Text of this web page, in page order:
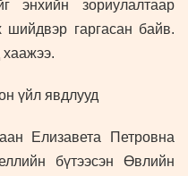
энхийн зориулалтаар
гаргасан байв.
үйл явдлууд
Елизавета Петровна
бүтээсэн Өвлийн